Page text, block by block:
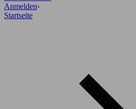
Anmelden›
Startseite